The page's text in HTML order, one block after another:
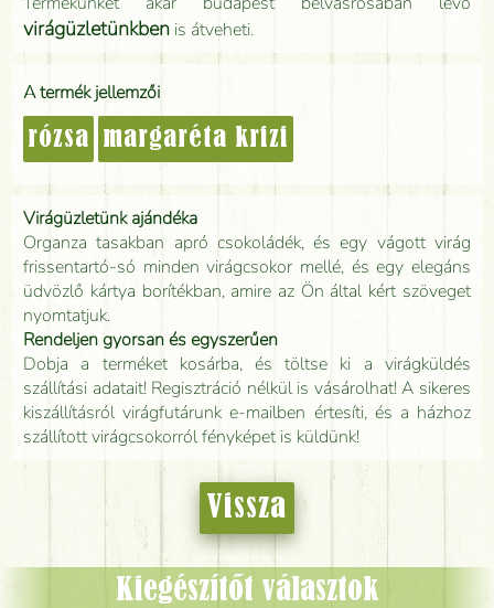
virágüzletünkben is átveheti.
A termék jellemzői
rózsa margaréta krizi
Virágüzletünk ajándéka
Organza tasakban apró csokoládék, és egy vágott virág
frissentartó-só minden virágcsokor mellé, és egy elegáns
üdvözlő kártya borítékban, amire az Ön által kért szöveget
nyomtatjuk.
Rendeljen gyorsan és egyszerűen
Dobja a terméket kosárba, és töltse ki a virágküldés
szállítási adatait! Regisztráció nélkül is vásárolhat! A sikeres
kiszállításról virágfutárunk e-mailben értesíti, és a házhoz
szállított virágcsokorról fényképet is küldünk!
Vissza
Kiegészítőt választok